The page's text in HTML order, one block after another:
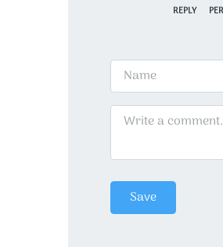
REPLY